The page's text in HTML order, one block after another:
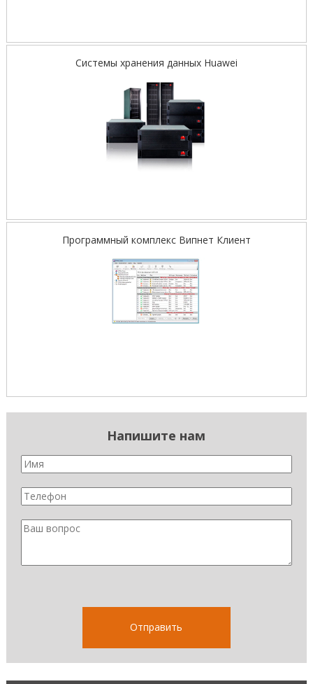
Системы хранения данных Huawei
Программный комплекс Випнет Клиент
Напишите нам